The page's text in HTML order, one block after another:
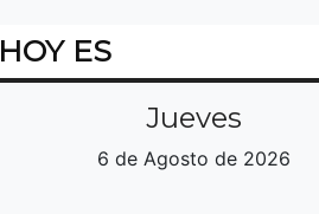
HOY ES
Jueves
6 de Agosto de 2026